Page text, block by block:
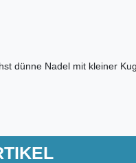
dünne Nadel mit kleiner